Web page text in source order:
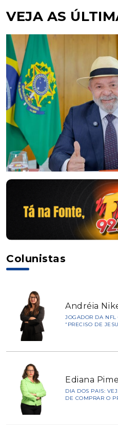
VEJA AS
Colunistas
Andréia
JOGADOR DA
“PRECISO DE
Ediana
DIA DOS PAIS:
DE COMPRAR O